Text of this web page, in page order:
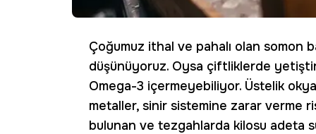
Çoğumuz ithal ve pahalı olan somon
düşünüyoruz. Oysa çiftliklerde
Omega-3 içermeyebiliyor. Üstelik
metaller, sinir sistemine zarar verme
bulunan ve tezgahlarda kilosu adeta